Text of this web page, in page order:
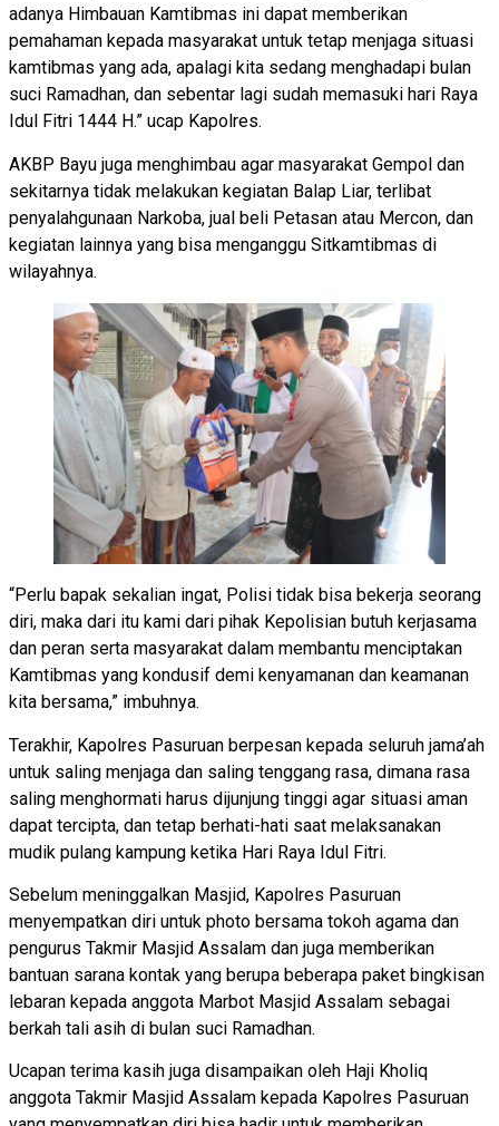
adanya Himbauan Kamtibmas ini dapat memberikan
pemahaman kepada masyarakat untuk tetap menjaga situasi
kamtibmas yang ada, apalagi kita sedang menghadapi bulan
suci Ramadhan, dan sebentar lagi sudah memasuki hari Raya
Idul Fitri 1444 H.” ucap Kapolres.
AKBP Bayu juga menghimbau agar masyarakat Gempol dan
sekitarnya tidak melakukan kegiatan Balap Liar, terlibat
penyalahgunaan Narkoba, jual beli Petasan atau Mercon, dan
kegiatan lainnya yang bisa menganggu Sitkamtibmas di
wilayahnya.
“Perlu bapak sekalian ingat, Polisi tidak bisa bekerja seorang
diri, maka dari itu kami dari pihak Kepolisian butuh kerjasama
dan peran serta masyarakat dalam membantu menciptakan
Kamtibmas yang kondusif demi kenyamanan dan keamanan
kita bersama,” imbuhnya.
Terakhir, Kapolres Pasuruan berpesan kepada seluruh jama’ah
untuk saling menjaga dan saling tenggang rasa, dimana rasa
saling menghormati harus dijunjung tinggi agar situasi aman
dapat tercipta, dan tetap berhati-hati saat melaksanakan
mudik pulang kampung ketika Hari Raya Idul Fitri.
Sebelum meninggalkan Masjid, Kapolres Pasuruan
menyempatkan diri untuk photo bersama tokoh agama dan
pengurus Takmir Masjid Assalam dan juga memberikan
bantuan sarana kontak yang berupa beberapa paket bingkisan
lebaran kepada anggota Marbot Masjid Assalam sebagai
berkah tali asih di bulan suci Ramadhan.
Ucapan terima kasih juga disampaikan oleh Haji Kholiq
anggota Takmir Masjid Assalam kepada Kapolres Pasuruan